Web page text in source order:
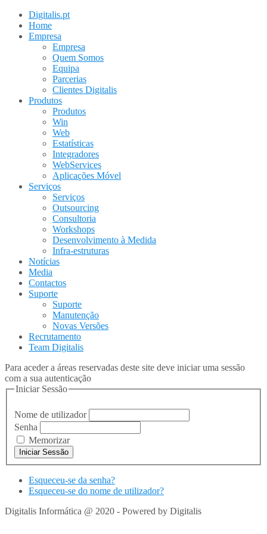
Digitalis.pt
Home
Empresa
Empresa
Quem Somos
Equipa
Parcerias
Clientes Digitalis
Produtos
Produtos
Win
Web
Estatísticas
Integradores
WebServices
Aplicações Móvel
Serviços
Serviços
Outsourcing
Consultoria
Workshops
Desenvolvimento à Medida
Infra-estruturas
Notícias
Media
Contactos
Suporte
Suporte
Manutenção
Novas Versões
Recrutamento
Team Digitalis
Para aceder a áreas reservadas deste site deve iniciar uma sessão
com a sua autenticação
Iniciar Sessão
Nome de utilizador
Senha
Memorizar
Esqueceu-se da senha?
Esqueceu-se do nome de utilizador?
Digitalis Informática @ 2020 - Powered by Digitalis